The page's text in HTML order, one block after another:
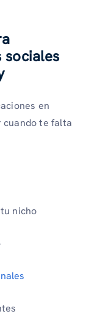
sociales
en
cuando te falta
nicho